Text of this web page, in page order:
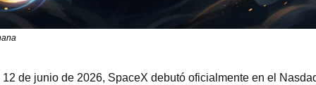
12 de junio de 2026, SpaceX debutó oficialmente en el